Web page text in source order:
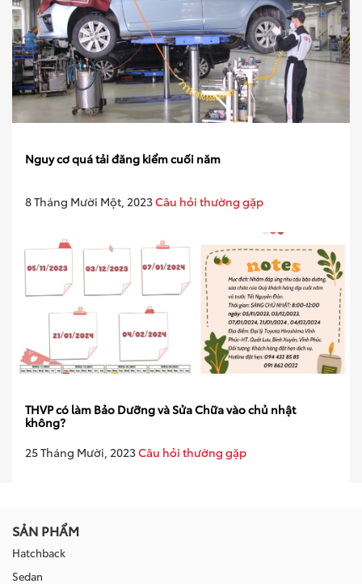
Nguy cơ quá tải đăng kiểm cuối năm
8 Tháng Mười Một, 2023Câu hỏi thường gặp
THVP có làm Bảo Dưỡng và Sửa Chữa vào chủ nhật
không?
25 Tháng Mười, 2023Câu hỏi thường gặp
SẢN PHẨM
Hatchback
Sedan